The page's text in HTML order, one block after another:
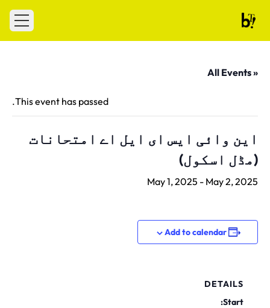
Ballet Tech
« All Events
This event has passed.
این وائی ایس ای ایل اے امتحانات
(مڈل اسکول)
May 1, 2025 - May 2, 2025
Add to calendar
DETAILS
Start: